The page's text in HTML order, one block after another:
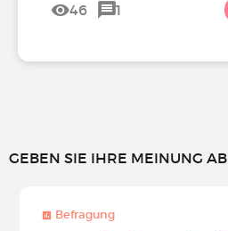
46 1
GEBEN SIE IHRE MEINUNG AB
Befragung